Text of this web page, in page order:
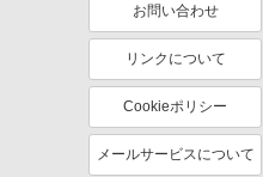
お問い合わせ
リンクについて
Cookieポリシー
メールサービスについて